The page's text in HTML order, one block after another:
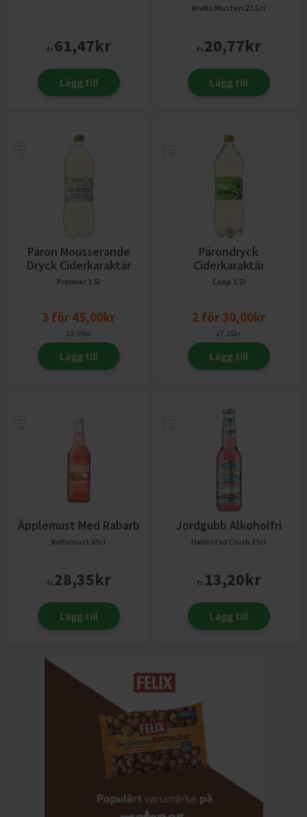
fr.61,47kr
Lägg till
Kiviks Musteri 27.5cl
fr.20,77kr
Lägg till
Päron Mousserande
Dryck Ciderkaraktär
Premier 1.5l
3 för 45,00kr
18,09kr
Lägg till
Pärondryck
Ciderkaraktär
Coop 1.5l
2 för 30,00kr
17,15kr
Lägg till
Äpplemust Med Rabarb
Kullamust 63cl
fr.28,35kr
Lägg till
Jordgubb Alkoholfri
Halmstad Crush 33cl
fr. 13,20kr
Lägg till